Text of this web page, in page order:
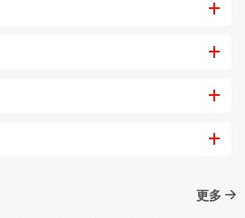
更多